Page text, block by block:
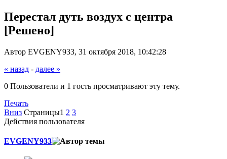
Перестал дуть воздух с центра
[Решено]
Автор EVGENY933, 31 октября 2018, 10:42:28
« назад - далее »
0 Пользователи и 1 гость просматривают эту тему.
Печать
Вниз Страницы1 2 3
Действия пользователя
EVGENY933